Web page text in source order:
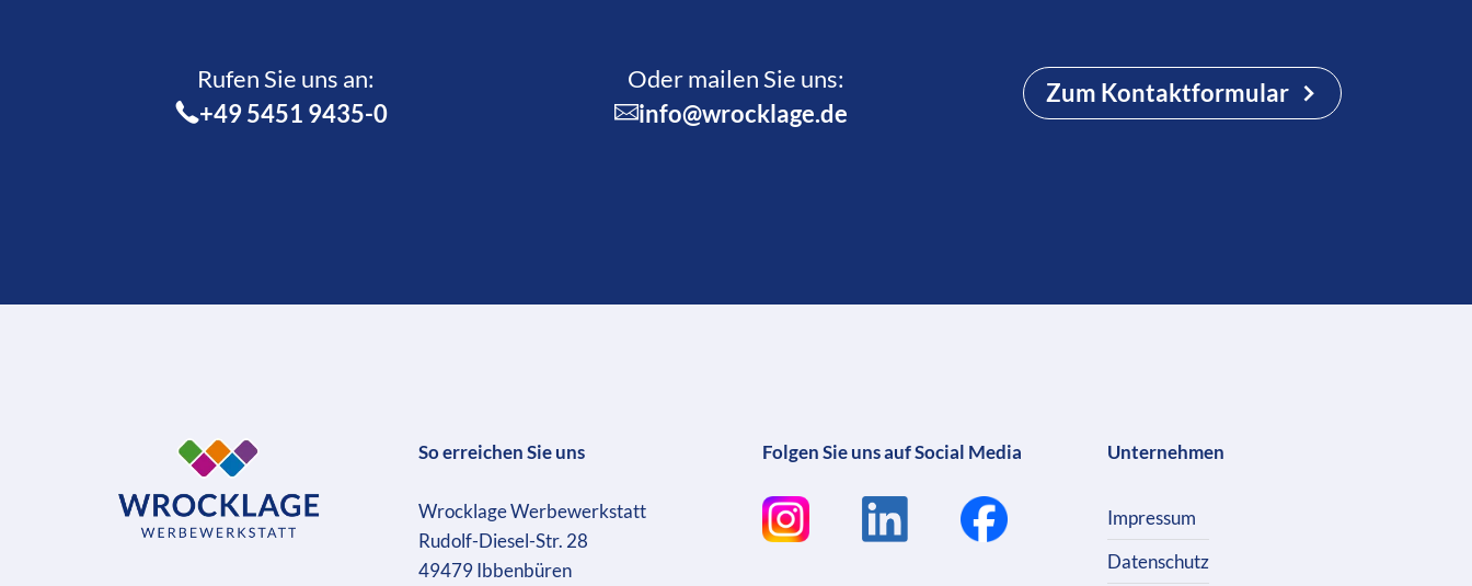
Rufen Sie uns an:­
+49 5451 9435-0
Oder mailen Sie uns:
info@wrocklage.de
Zum Kontaktformular
So erreichen Sie uns
Wrocklage Werbewerkstatt
Rudolf-Diesel-Str. 28
49479 Ibbenbüren
Folgen Sie uns auf Social Media Unternehmen
Impressum
Datenschutz